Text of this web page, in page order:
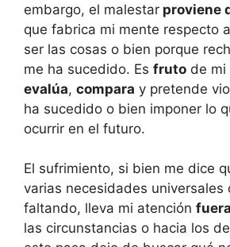
embargo, el malestar proviene
que fabrica mi mente respecto
ser las cosas o bien porque
me ha sucedido. Es fruto de mi
evalúa, compara y pretende
ha sucedido o bien imponer lo
ocurrir en el futuro.
El sufrimiento, si bien me dice
varias necesidades universales
faltando, lleva mi atención
las circunstancias o hacia los